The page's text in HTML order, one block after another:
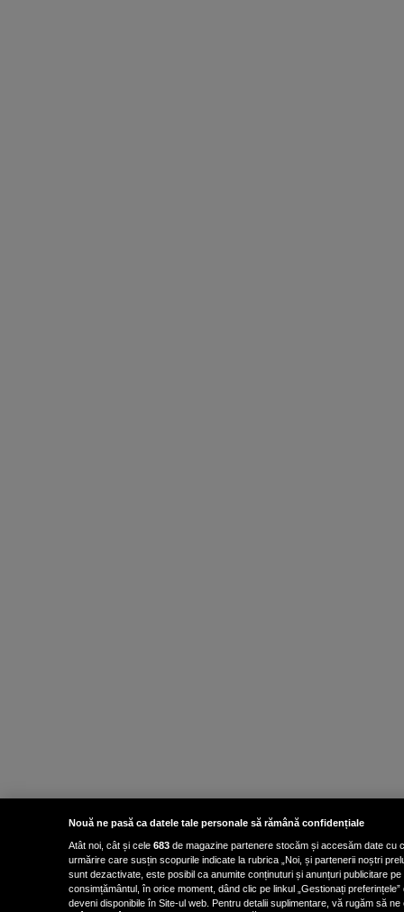
Nouă ne pasă ca datele tale personale să rămână confidențiale
Atât noi, cât și cele 683 de magazine partenere stocăm și accesăm date cu
urmărire care susțin scopurile indicate la rubrica „Noi, și partenerii noștri
sunt dezactivate, este posibil ca anumite conținuturi și anunțuri publicitare
consimțământul, în orice moment, dând clic pe linkul „Gestionați
deveni disponibile în Site-ul web. Pentru detalii suplimentare, vă rugăm să